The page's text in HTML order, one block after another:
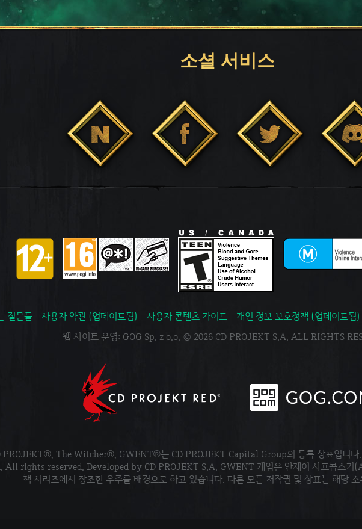
소셜 서비스
질문들 사용자 약관 (업데이트됨) 사용자 콘텐츠 가이드
개인 정보 보호정책 (업데이트됨)
웹 사이트 운영: GOG Sp. z o.o. © 2026 CD PROJEKT S.A. ALL RIGHTS
PROJEKT®, The Witcher®, GWENT®는 CD PROJEKT Capital Group의 등록 상표입니
All rights reserved. Developed by CD PROJEKT S.A. GWENT 게임은 안제이 사프콥스키
책 시리즈에서 창조한 우주를 배경으로 하고 있습니다. 다른 모든 저작권 및 상표는 해당